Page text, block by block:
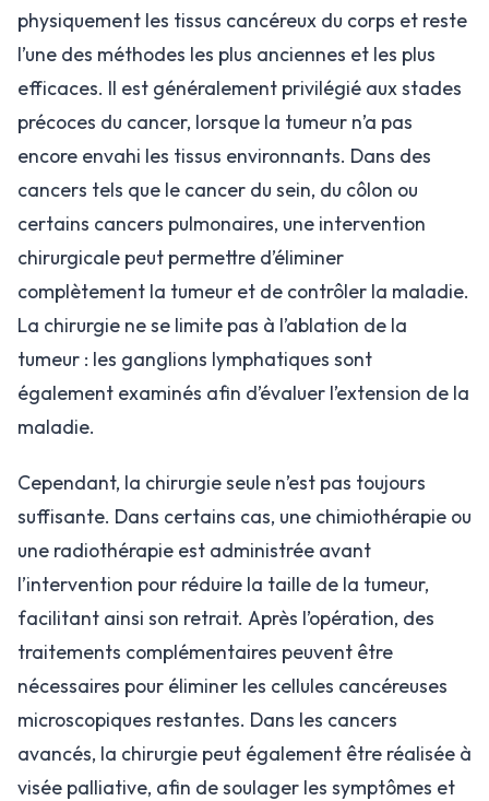
physiquement les tissus cancéreux du corps et reste
l’une des méthodes les plus anciennes et les plus
efficaces. Il est généralement privilégié aux stades
précoces du cancer, lorsque la tumeur n’a pas
encore envahi les tissus environnants. Dans des
cancers tels que le cancer du sein, du côlon ou
certains cancers pulmonaires, une intervention
chirurgicale peut permettre d’éliminer
complètement la tumeur et de contrôler la maladie.
La chirurgie ne se limite pas à l’ablation de la
tumeur : les ganglions lymphatiques sont
également examinés afin d’évaluer l’extension de la
maladie.
Cependant, la chirurgie seule n’est pas toujours
suffisante. Dans certains cas, une chimiothérapie ou
une radiothérapie est administrée avant
l’intervention pour réduire la taille de la tumeur,
facilitant ainsi son retrait. Après l’opération, des
traitements complémentaires peuvent être
nécessaires pour éliminer les cellules cancéreuses
microscopiques restantes. Dans les cancers
avancés, la chirurgie peut également être réalisée à
visée palliative, afin de soulager les symptômes et